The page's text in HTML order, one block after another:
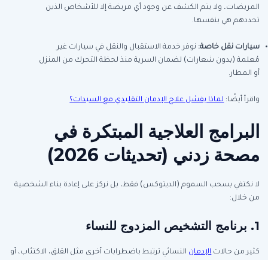
المريضات، ولا يتم الكشف عن وجود أي مريضة إلا للأشخاص الذين
تحددهم هي بنفسها.
سيارات نقل خاصة: نوفر خدمة الاستقبال والنقل في سيارات غير
مُعلمة (بدون شعارات) لضمان السرية منذ لحظة التحرك من المنزل
أو المطار.
واقرأ أيضًا:لماذا يفشل علاج الإدمان التقليدي مع السيدات؟
البرامج العلاجية المبتكرة في
مصحة زدني (تحديثات 2026)
لا نكتفي بسحب السموم (الديتوكس) فقط، بل نركز على إعادة بناء الشخصية
من خلال:
1. برنامج التشخيص المزدوج للنساء
كثير من حالات الإدمان النسائي ترتبط باضطرابات أخرى مثل القلق، الاكتئاب، أو